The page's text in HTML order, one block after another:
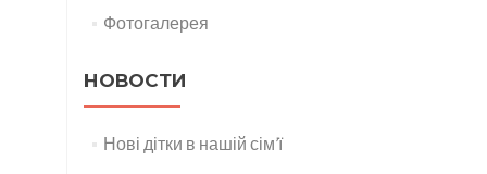
Фотогалерея
НОВОСТИ
Нові дітки в нашій сім’ї